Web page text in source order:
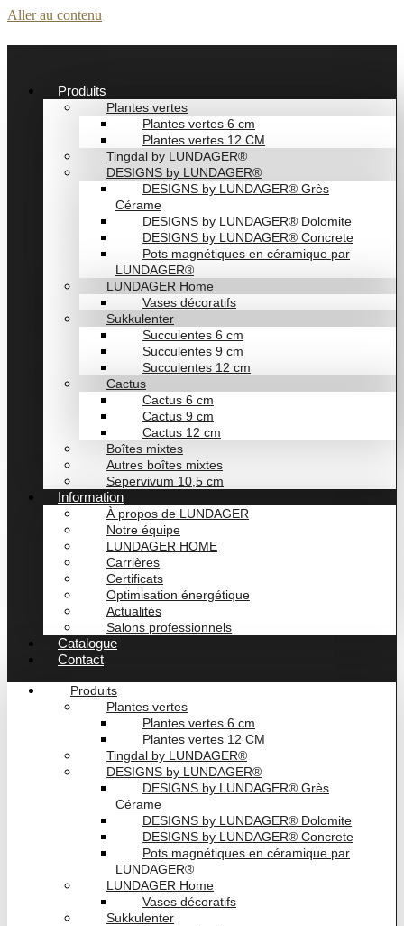
Aller au contenu
Produits
Plantes vertes
Plantes vertes 6 cm
Plantes vertes 12 CM
Tingdal by LUNDAGER®
DESIGNS by LUNDAGER®
DESIGNS by LUNDAGER® Grès
Cérame
DESIGNS by LUNDAGER® Dolomite
DESIGNS by LUNDAGER® Concrete
Pots magnétiques en céramique par
LUNDAGER®
LUNDAGER Home
Vases décoratifs
Sukkulenter
Succulentes 6 cm
Succulentes 9 cm
Succulentes 12 cm
Cactus
Cactus 6 cm
Cactus 9 cm
Cactus 12 cm
Boîtes mixtes
Autres boîtes mixtes
Sepervivum 10,5 cm
Information
À propos de LUNDAGER
Notre équipe
LUNDAGER HOME
Carrières
Certificats
Optimisation énergétique
Actualités
Salons professionnels
Catalogue
Contact
Produits
Plantes vertes
Plantes vertes 6 cm
Plantes vertes 12 CM
Tingdal by LUNDAGER®
DESIGNS by LUNDAGER®
DESIGNS by LUNDAGER® Grès
Cérame
DESIGNS by LUNDAGER® Dolomite
DESIGNS by LUNDAGER® Concrete
Pots magnétiques en céramique par
LUNDAGER®
LUNDAGER Home
Vases décoratifs
Sukkulenter